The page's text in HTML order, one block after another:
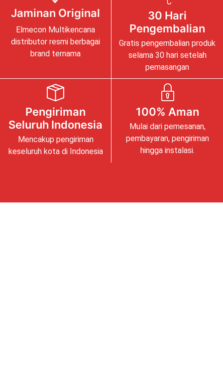
Jaminan Original
Elmecon Multikencana
distributor resmi berbagai
brand ternama
30 Hari
Pengembalian
Gratis pengembalian produk
selama 30 hari setelah
pemasangan
Pengiriman
Seluruh Indonesia
Mencakup pengiriman
keseluruh kota di Indonesia
100% Aman
Mulai dari pemesanan,
pembayaran, pengiriman
hingga instalasi.